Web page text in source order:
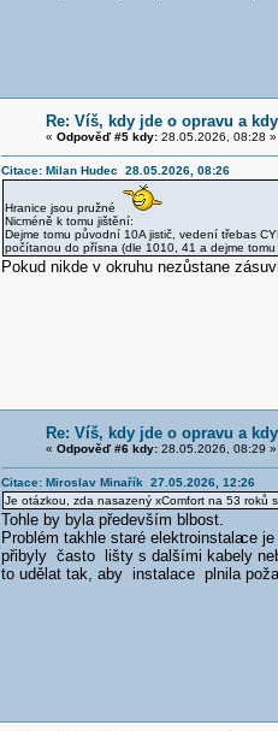
Re: Víš, kdy jde o opravu a
« Odpověď #5 kdy:28.05.2026, 08:28 »
Citace: Milan Hudec 28.05.2026, 08:26
Hranice jsou pružné
Nicméně k tomu jištění:
Dejme tomu původní 10A jistič, vedení třebas
počítanou do přísna (dle 1010, 41 a dejme tomu
Pokud nikde v okruhu nezůstane
Re: Víš, kdy jde o opravu a
« Odpověď #6 kdy:28.05.2026, 08:29 »
Citace: Miroslav Minařík 27.05.2026, 12:26
Je otázkou, zda nasazený xComfort na 53 roků
Tohle by byla především blbost.
Problém takhle staré elektroinstalace je
přibyly často lišty s dalšími kabely
to udělat tak, aby instalace plnila